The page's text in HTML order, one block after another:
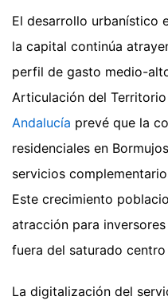
El desarrollo urbanístico
la capital continúa
perfil de gasto medio-
Articulación del
Andalucía prevé que la
residenciales en
servicios
Este crecimiento
atracción para
fuera del saturado
La digitalización del